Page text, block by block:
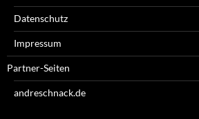
Datenschutz
Impressum
Partner-Seiten
andreschnack.de